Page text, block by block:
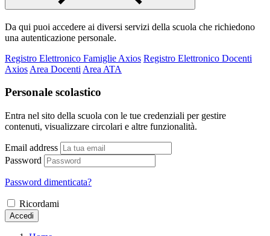
Da qui puoi accedere ai diversi servizi della scuola che richiedono
una autenticazione personale.
Registro Elettronico Famiglie Axios Registro Elettronico Docenti
Axios Area Docenti Area ATA
Personale scolastico
Entra nel sito della scuola con le tue credenziali per gestire
contenuti, visualizzare circolari e altre funzionalità.
Email address
Password
Password dimenticata?
Ricordami
Accedi